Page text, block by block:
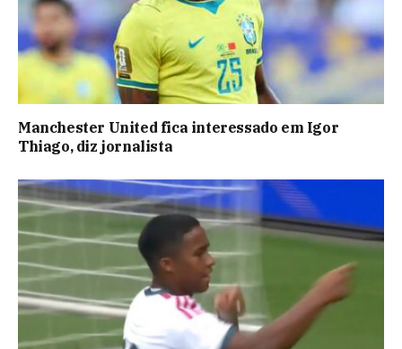
Manchester United fica interessado em Igor
Thiago, diz jornalista